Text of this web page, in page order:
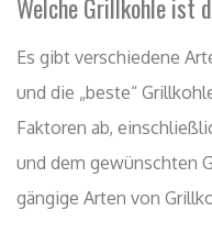
Welche Grillkohle ist
Es gibt verschiedene
und die „beste“
Faktoren ab,
und dem gewünschten
gängige Arten von